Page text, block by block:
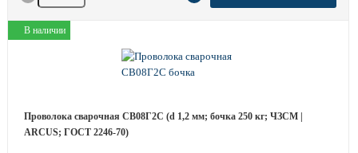
В наличии
Проволока сварочная СВ08Г2С (d 1,2 мм; бочка 250 кг; ЧЗСМ |
ARCUS; ГОСТ 2246-70)